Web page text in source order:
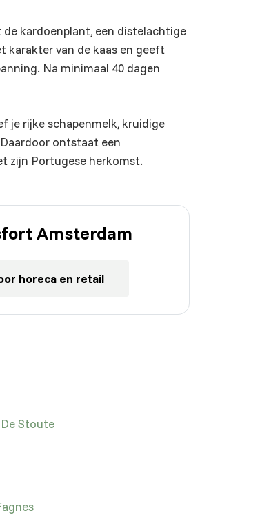
kardoenplant, een distelachtige
karakter van de kaas en geeft
Na minimaal 40 dagen
je rijke schapenmelk, kruidige
ontstaat een
zijn Portugese herkomst.
Amsterdam
horeca en retail
Stoute